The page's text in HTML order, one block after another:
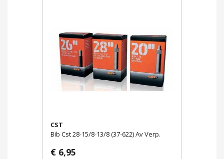
CST
Bib Cst 28-15/8-13/8 (37-622) Av Verp.
€ 6,95